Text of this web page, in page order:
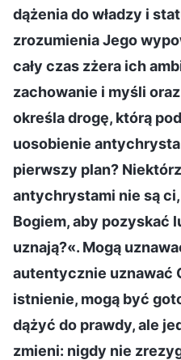
dążenia do władzy i
zrozumienia Jego
cały czas zżera ich
zachowanie i myśli
określa drogę, którą
uosobienie
pierwszy plan?
antychrystami nie są
Bogiem, aby pozyskać
uznają?«. Mogą
autentycznie uznawać
istnienie, mogą być
dążyć do prawdy, ale
zmieni: nigdy nie